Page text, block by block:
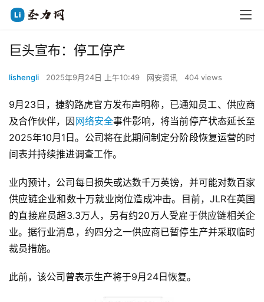
巨头宣布：停工停产
lishengli 2025年9月24日 上午10:49 网安资讯 404 views
9月23日，捷豹路虎官方发布声明称，已通知员工、供应商
及合作伙伴，因 网络安全事件影响，将当前停产状态延长至
2025年10月1日。公司将在此期间制定分阶段恢复运营的时
间表并持续推进调查工作。
业内预计，公司每日损失或达数千万英镑，并可能对数百家
供应链企业和数十万就业岗位造成冲击。目前，JLR在英国
的直接雇员超3.3万人，另有约20万人受雇于供应链相关企
业。据行业消息，约四分之一供应商已暂停生产并采取临时
裁员措施。
此前，该公司曾表示生产将于9月24日恢复。